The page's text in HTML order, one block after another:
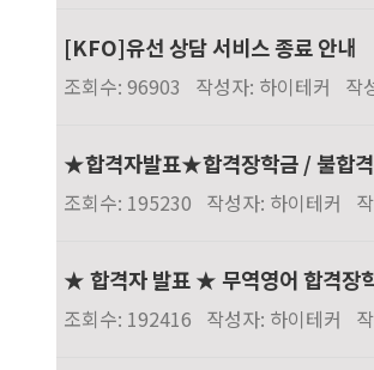
[KFO]유선 상담 서비스 종료 안내
조회수: 96903 작성자: 하이테커 작
★합격자발표★합격장학금 / 불합
조회수: 195230 작성자: 하이테커
★ 합격자 발표 ★ 무역영어 합격장
조회수: 192416 작성자: 하이테커